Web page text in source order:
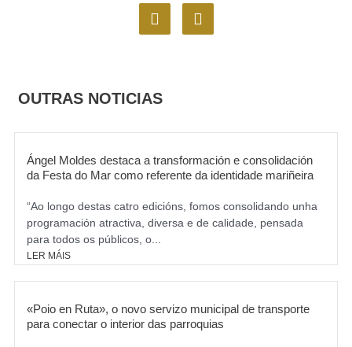
F
a
o
o
I
n
m
OUTRAS NOTICIAS
Ángel Moldes destaca a transformación e consolidación
da Festa do Mar como referente da identidade mariñeira
“Ao longo destas catro edicións, fomos consolidando unha
programación atractiva, diversa e de calidade, pensada
para todos os públicos, o...
LER MÁIS
«Poio en Ruta», o novo servizo municipal de transporte
para conectar o interior das parroquias